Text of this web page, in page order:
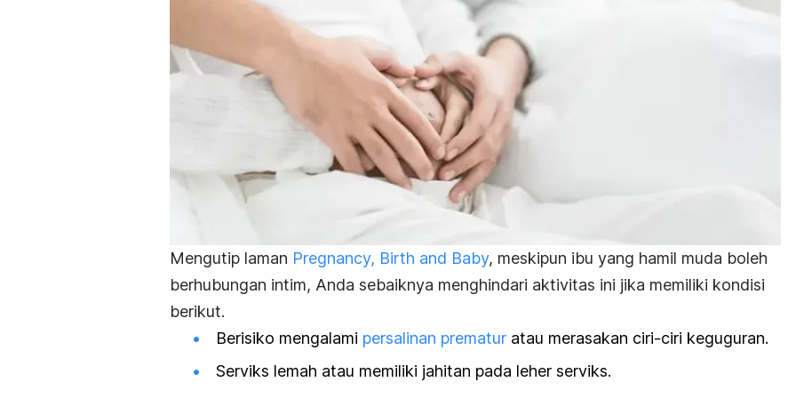
Mengutip laman Pregnancy, Birth and Baby, meskipun ibu yang hamil muda boleh
berhubungan intim, Anda sebaiknya menghindari aktivitas ini jika memiliki kondisi
berikut.
Berisiko mengalami persalinan prematur atau merasakan ciri-ciri keguguran.
Serviks lemah atau memiliki jahitan pada leher serviks.